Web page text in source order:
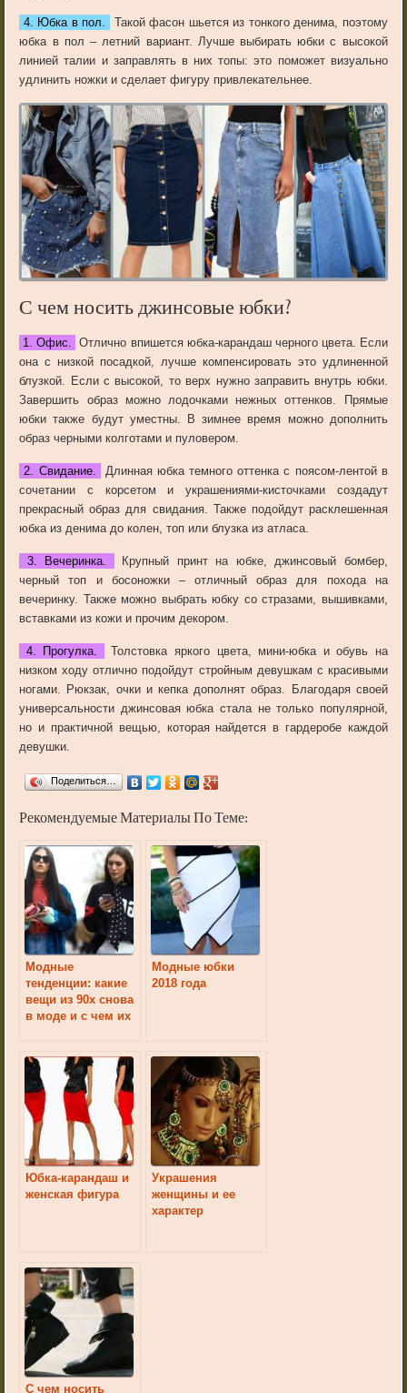
4. Юбка в пол.
Такой фасон шьется из тонкого денима, поэтому
юбка в пол – летний вариант. Лучше выбирать юбки с высокой
линией талии и заправлять в них топы: это поможет визуально
удлинить ножки и сделает фигуру привлекательнее.
С чем носить джинсовые юбки?
1. Офис. Отлично впишется юбка-карандаш черного цвета. Если
она с низкой посадкой, лучше компенсировать это удлиненной
блузкой. Если с высокой, то верх нужно заправить внутрь юбки.
Завершить образ можно лодочками нежных оттенков. Прямые
юбки также будут уместны. В зимнее время можно дополнить
образ черными колготами и пуловером.
2. Свидание.
Длинная юбка темного оттенка с поясом-лентой в
сочетании с корсетом и украшениями-кисточками создадут
прекрасный образ для свидания. Также подойдут расклешенная
юбка из денима до колен, топ или блузка из атласа.
3. Вечеринка.
Крупный принт на юбке, джинсовый бомбер,
черный топ и босоножки – отличный образ для похода на
вечеринку. Также можно выбрать юбку со стразами, вышивками,
вставками из кожи и прочим декором.
4. Прогулка.
Толстовка яркого цвета, мини-юбка и обувь на
низком ходу отлично подойдут стройным девушкам с красивыми
ногами. Рюкзак, очки и кепка дополнят образ. Благодаря своей
универсальности джинсовая юбка стала не только популярной,
но и практичной вещью, которая найдется в гардеробе каждой
девушки.
Поделиться…
Рекомендуемые Материалы По Теме:
Модные
тенденции: какие
вещи из 90х снова
в моде и с чем их
Модные юбки
2018 года
Юбка-карандаш и
женская фигура
Украшения
женщины и ее
характер
С чем носить